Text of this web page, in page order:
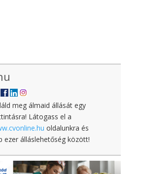
meg álmaid állását egy
Látogass el a
oldalunkra és
ezer álláslehetőség között!